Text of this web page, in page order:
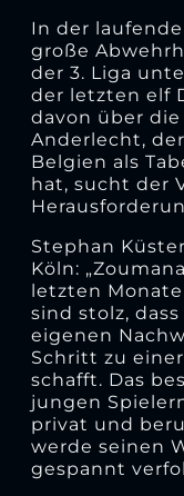
In der
große
der 3. Liga
der letzten elf
davon über die
Anderlecht,
Belgien als
hat, sucht der
Stephan
Köln:
letzten
sind stolz,
eigenen
Schritt zu
schafft. Das
jungen
privat und
werde seinen
gespannt